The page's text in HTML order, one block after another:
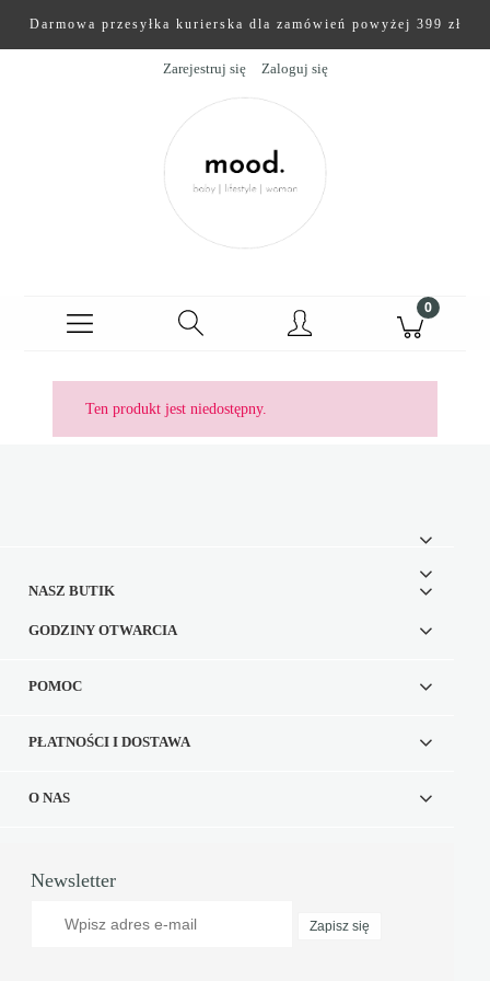
Darmowa przesyłka kurierska dla zamówień powyżej 399 zł
Zarejestruj się Zaloguj się
Ten produkt jest niedostępny.
NASZ BUTIK
GODZINY OTWARCIA
POMOC
PŁATNOŚCI I DOSTAWA
O NAS
Newsletter
Zapisz się